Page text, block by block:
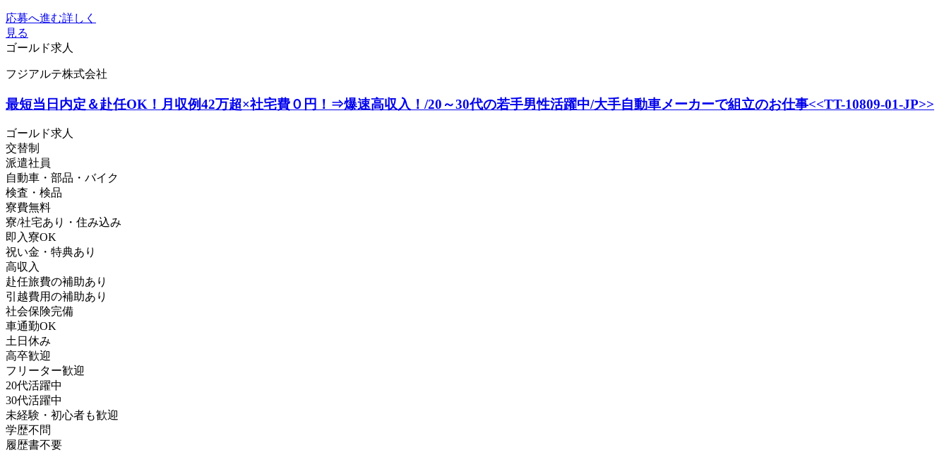
応募へ進む詳しく
見る
ゴールド求人
フジアルテ株式会社
最短当日内定＆赴任OK！月収例42万超×社宅費０円！⇒爆速高収入！/20～30代の若手男性活躍中/大手自動車メーカーで組立のお仕事<<TT-10809-01-JP>>
ゴールド求人
交替制
派遣社員
自動車・部品・バイク
検査・検品
寮費無料
寮/社宅あり・住み込み
即入寮OK
祝い金・特典あり
高収入
赴任旅費の補助あり
引越費用の補助あり
社会保険完備
車通勤OK
土日休み
高卒歓迎
フリーター歓迎
20代活躍中
30代活躍中
未経験・初心者も歓迎
学歴不問
履歴書不要